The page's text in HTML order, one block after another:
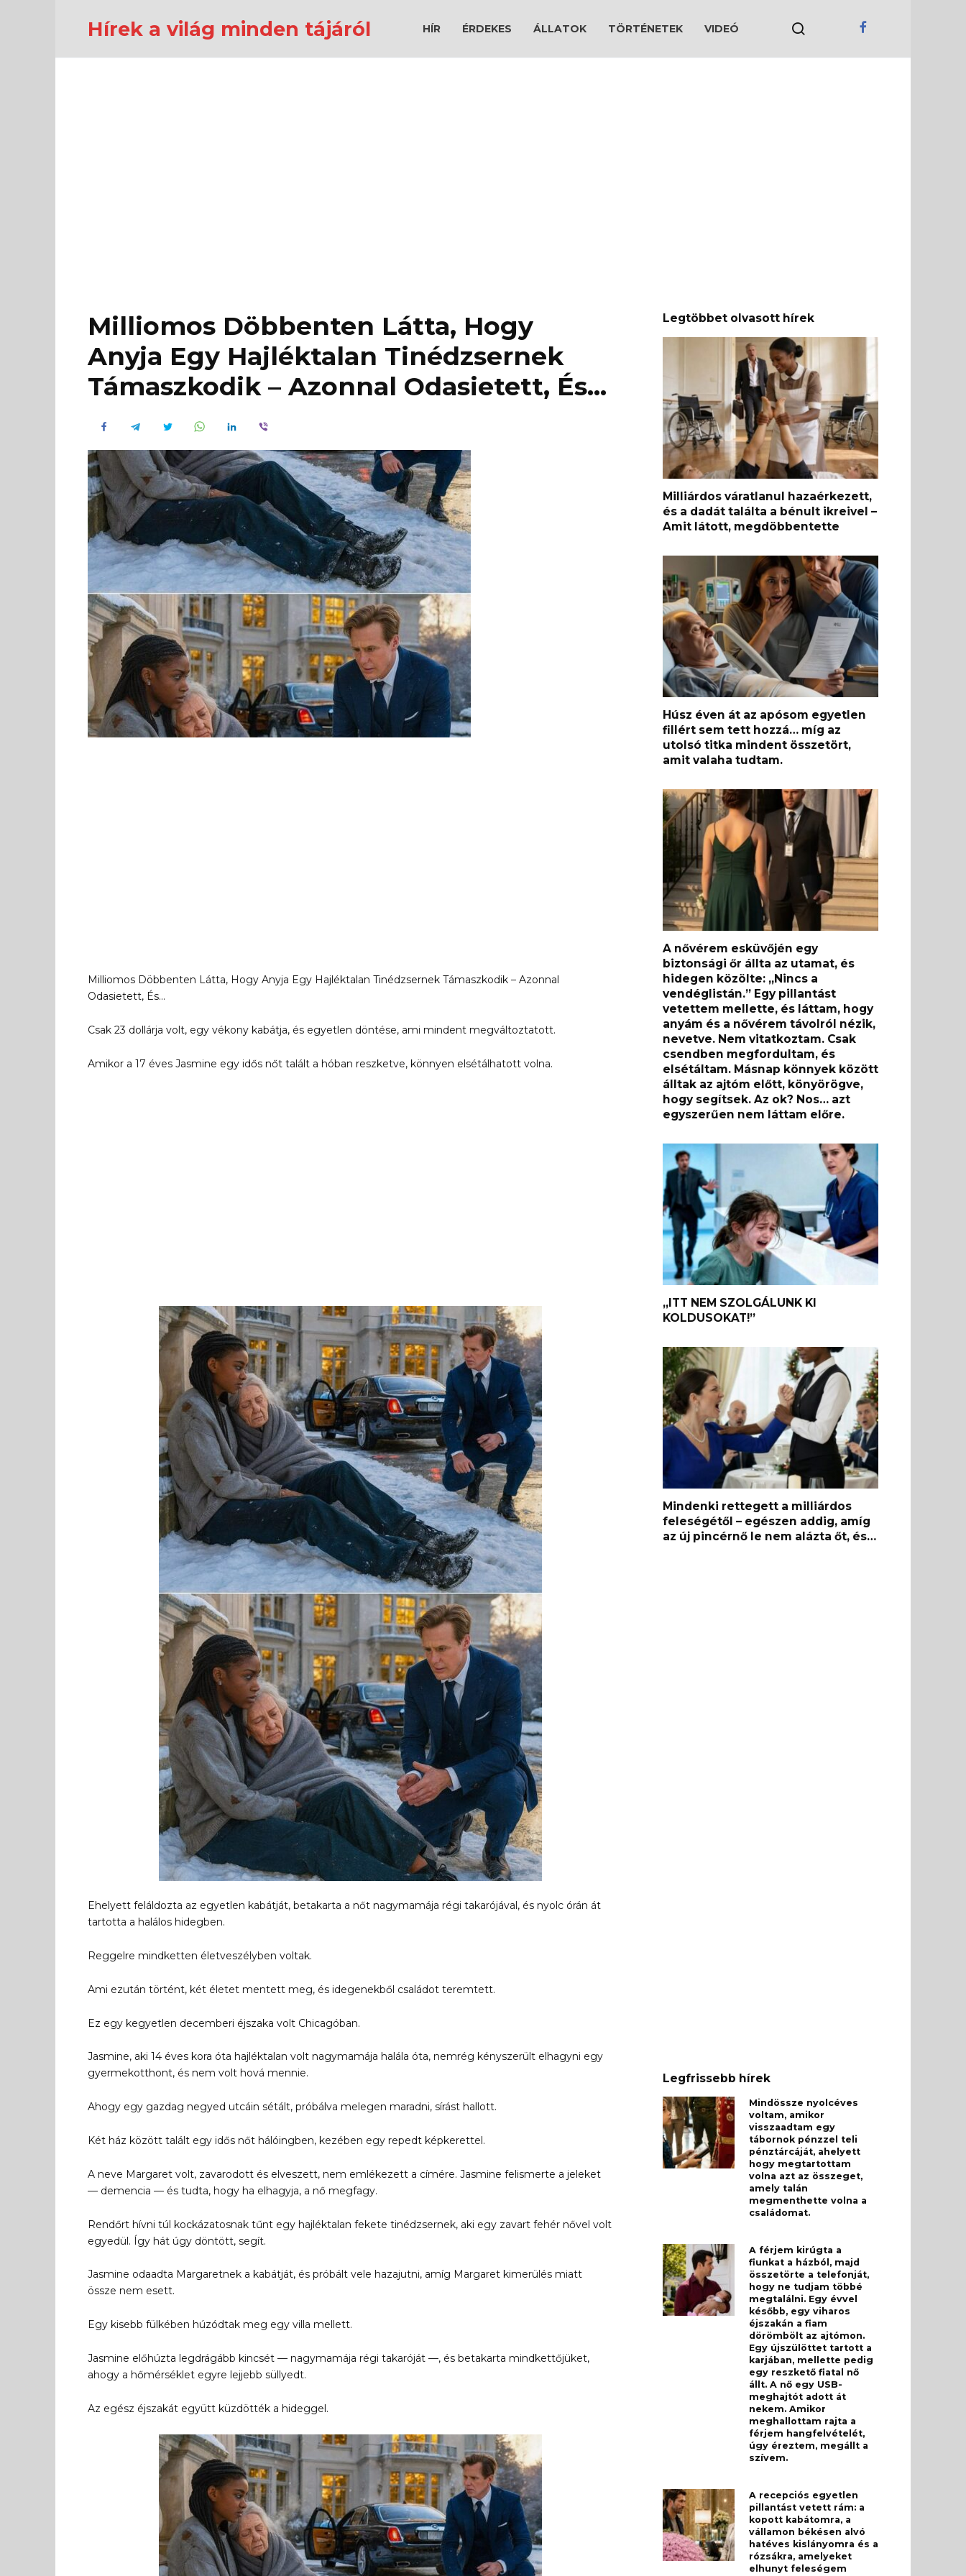
Hírek a világ minden tájáról HÍR ÉRDEKES ÁLLATOK TÖRTÉNETEK VIDEÓ
Milliomos Döbbenten Látta, Hogy
Anyja Egy Hajléktalan Tinédzsernek
Támaszkodik – Azonnal Odasietett, És…
Milliomos Döbbenten Látta, Hogy Anyja Egy Hajléktalan Tinédzsernek Támaszkodik – Azonnal
Odasietett, És…
Csak 23 dollárja volt, egy vékony kabátja, és egyetlen döntése, ami mindent megváltoztatott.
Amikor a 17 éves Jasmine egy idős nőt talált a hóban reszketve, könnyen elsétálhatott volna.
Ehelyett feláldozta az egyetlen kabátját, betakarta a nőt nagymamája régi takarójával, és nyolc órán át
tartotta a halálos hidegben.
Reggelre mindketten életveszélyben voltak.
Ami ezután történt, két életet mentett meg, és idegenekből családot teremtett.
Ez egy kegyetlen decemberi éjszaka volt Chicagóban.
Jasmine, aki 14 éves kora óta hajléktalan volt nagymamája halála óta, nemrég kényszerült elhagyni egy
gyermekotthont, és nem volt hová mennie.
Ahogy egy gazdag negyed utcáin sétált, próbálva melegen maradni, sírást hallott.
Két ház között talált egy idős nőt hálóingben, kezében egy repedt képkerettel.
A neve Margaret volt, zavarodott és elveszett, nem emlékezett a címére. Jasmine felismerte a jeleket
— demencia — és tudta, hogy ha elhagyja, a nő megfagy.
Rendőrt hívni túl kockázatosnak tűnt egy hajléktalan fekete tinédzsernek, aki egy zavart fehér nővel volt
egyedül. Így hát úgy döntött, segít.
Jasmine odaadta Margaretnek a kabátját, és próbált vele hazajutni, amíg Margaret kimerülés miatt
össze nem esett.
Egy kisebb fülkében húzódtak meg egy villa mellett.
Jasmine előhúzta legdrágább kincsét — nagymamája régi takaróját —, és betakarta mindkettőjüket,
ahogy a hőmérséklet egyre lejjebb süllyedt.
Az egész éjszakát együtt küzdötték a hideggel.
Legtöbbet olvasott hírek
Milliárdos váratlanul hazaérkezett,
és a dadát találta a bénult ikreivel –
Amit látott, megdöbbentette
Húsz éven át az apósom egyetlen
fillért sem tett hozzá… míg az
utolsó titka mindent összetört,
amit valaha tudtam.
A nővérem esküvőjén egy
biztonsági őr állta az utamat, és
hidegen közölte: „Nincs a
vendéglistán.” Egy pillantást
vetettem mellette, és láttam, hogy
anyám és a nővérem távolról nézik,
nevetve. Nem vitatkoztam. Csak
csendben megfordultam, és
elsétáltam. Másnap könnyek között
álltak az ajtóm előtt, könyörögve,
hogy segítsek. Az ok? Nos… azt
egyszerűen nem láttam előre.
„ITT NEM SZOLGÁLUNK KI
KOLDUSOKAT!”
Mindenki rettegett a milliárdos
feleségétől – egészen addig, amíg
az új pincérnő le nem alázta őt, és…
Legfrissebb hírek
Mindössze nyolcéves
voltam, amikor
visszaadtam egy
tábornok pénzzel teli
pénztárcáját, ahelyett
hogy megtartottam
volna azt az összeget,
amely talán
megmenthette volna a
családomat.
A férjem kirúgta a
fiunkat a házból, majd
összetörte a telefonját,
hogy ne tudjam többé
megtalálni. Egy évvel
később, egy viharos
éjszakán a fiam
dörömbölt az ajtómon.
Egy újszülöttet tartott a
karjában, mellette pedig
egy reszkető fiatal nő
állt. A nő egy USB-
meghajtót adott át
nekem. Amikor
meghallottam rajta a
férjem hangfelvételét,
úgy éreztem, megállt a
szívem.
A recepciós egyetlen
pillantást vetett rám: a
kopott kabátomra, a
vállamon békésen alvó
hatéves kislányomra és a
rózsákra, amelyeket
elhunyt feleségem